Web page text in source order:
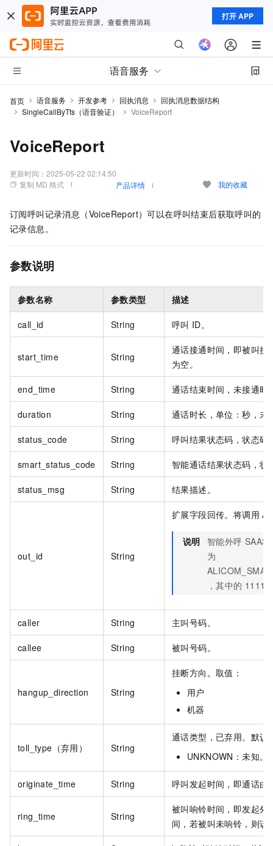
打开 APP
语音服务
首页 语音服务 开发参考 回执消息
回执消息数据结构
SingleCallByTts（语音验证）
VoiceReport
VoiceReport
更新时间： 2025-05-22 02:14:50
复制 MD 格式
产品详情 我的收藏
订阅呼叫记录消息（VoiceReport）可以在呼叫结束后获取呼叫的
记录信息。
参数说明
参数名称 参数类型 描述
call_id String 呼叫 ID。
start_time String
通话接通时间，即被叫接
为空。
end_time String 通话结束时间， 未接通时
duration String 通话时长，单位：秒，未
status_code String 呼叫结果状态码，状态码
smart_status_code String 智能通话结果状态码，状
status_msg String 结果描述。
out_id String
扩展字段回传。将调用
说明 智能外呼 SAAS
为
，其中的
caller String 主叫号码。
callee String 被叫号码。
hangup_direction String
挂断方向。取值：
用户
机器
toll_type（弃用） String
通话类型，已弃用。默认
UNKNOWN：未知。
originate_time String 呼叫发起时间，即通话由
ring_time String
被叫响铃时间，即发起外
间，若被叫未响铃，则该